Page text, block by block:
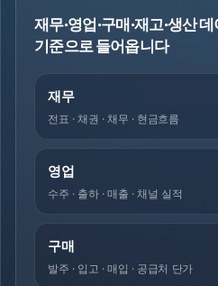
재무·영업·구매·재고·생산
기준으로 들어옵니다
재무
전표 · 채권 · 채무 · 현금흐름
영업
수주 · 출하 · 매출 · 채널 실적
구매
발주 · 입고 · 매입 · 공급처 단가